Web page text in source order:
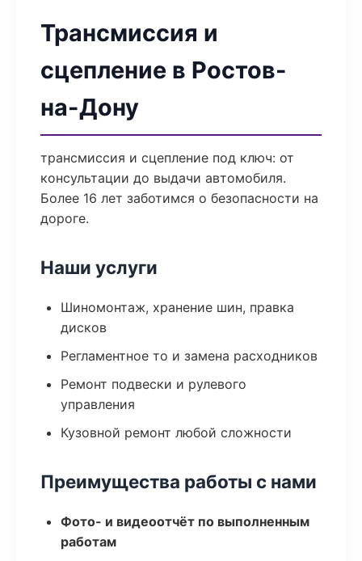
Трансмиссия и
сцепление в Ростов-
на-Дону
трансмиссия и сцепление под ключ: от
консультации до выдачи автомобиля.
Более 16 лет заботимся о безопасности на
дороге.
Наши услуги
Шиномонтаж, хранение шин, правка
дисков
Регламентное то и замена расходников
Ремонт подвески и рулевого
управления
Кузовной ремонт любой сложности
Преимущества работы с нами
Фото- и видеоотчёт по выполненным
работам